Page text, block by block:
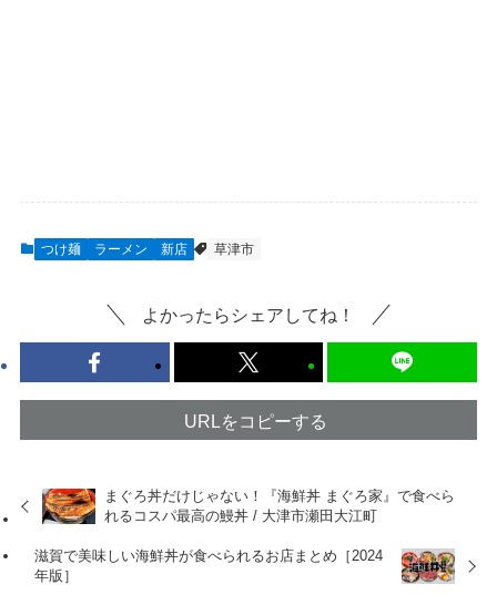
つけ麺 ラーメン 新店 草津市
よかったらシェアしてね！
URLをコピーする
まぐろ丼だけじゃない！『海鮮丼 まぐろ家』で食べら
れるコスパ最高の鰻丼 / 大津市瀬田大江町
滋賀で美味しい海鮮丼が食べられるお店まとめ［2024
年版］